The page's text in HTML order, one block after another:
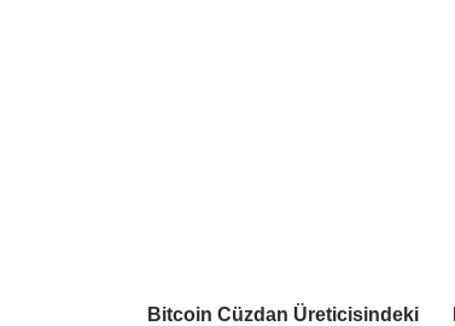
Bitcoin Cüzdan Üreticisindeki